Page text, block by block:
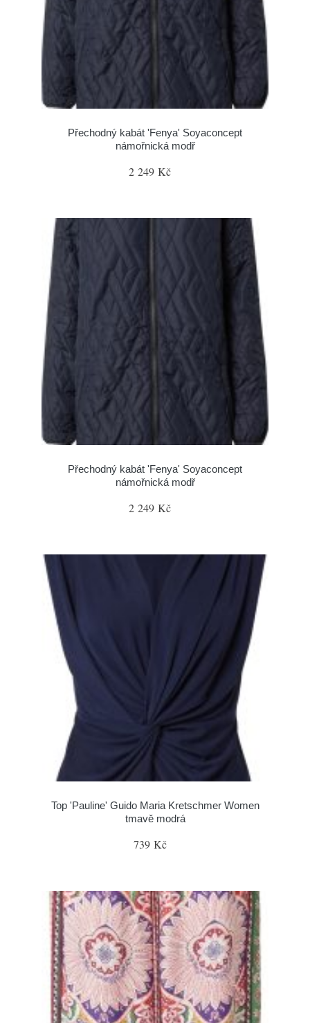
Přechodný kabát 'Fenya' Soyaconcept
námořnická modř
2 249 Kč
Přechodný kabát 'Fenya' Soyaconcept
námořnická modř
2 249 Kč
Top 'Pauline' Guido Maria Kretschmer Women
tmavě modrá
739 Kč